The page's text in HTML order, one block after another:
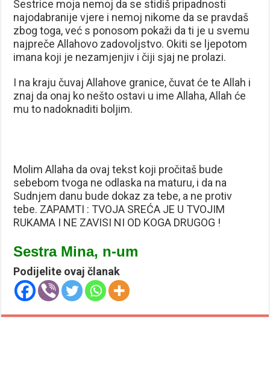
Sestrice moja nemoj da se stidiš pripadnosti
najodabranije vjere i nemoj nikome da se pravdaš
zbog toga, već s ponosom pokaži da ti je u svemu
najpreče Allahovo zadovoljstvo. Okiti se ljepotom
imana koji je nezamjenjiv i čiji sjaj ne prolazi.
I na kraju čuvaj Allahove granice, čuvat će te Allah i
znaj da onaj ko nešto ostavi u ime Allaha, Allah će
mu to nadoknaditi boljim.
Molim Allaha da ovaj tekst koji pročitaš bude
sebebom tvoga ne odlaska na maturu, i da na
Sudnjem danu bude dokaz za tebe, a ne protiv
tebe. ZAPAMTI : TVOJA SREĆA JE U TVOJIM
RUKAMA I NE ZAVISI NI OD KOGA DRUGOG !
Sestra Mina, n-um
Podijelite ovaj članak